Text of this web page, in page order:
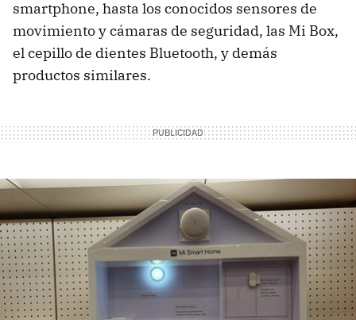
smartphone, hasta los conocidos sensores de
movimiento y cámaras de seguridad, las Mi Box,
el cepillo de dientes Bluetooth, y demás
productos similares.